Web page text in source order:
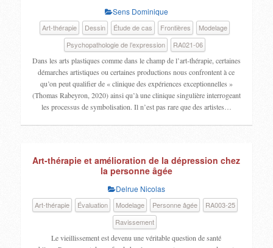
Sens Dominique
Art-thérapie Dessin Étude de cas Frontières
Modelage
Psychopathologie de l’expression
RA021-06
Dans les arts plastiques comme dans le champ de l’art-thérapie, certaines
démarches artistiques ou certaines productions nous confrontent à ce
qu’on peut qualifier de « clinique des expériences exceptionnelles »
(Thomas Rabeyron, 2020) ainsi qu’à une clinique singulière interrogeant
les processus de symbolisation. Il n’est pas rare que des artistes…
Art-thérapie et amélioration de la dépression chez
la personne âgée
Delrue Nicolas
Art-thérapie Évaluation Modelage Personne âgée
RA003-25
Ravissement
Le vieillissement est devenu une véritable question de santé